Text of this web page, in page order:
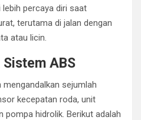
lebih percaya diri saat
terutama di jalan dengan
atau licin.
ABS
sejumlah
kecepatan roda, unit
pompa hidrolik. Berikut adalah